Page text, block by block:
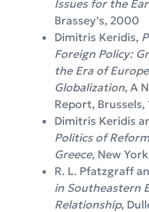
Issues for the
Brassey’s, 2000
Dimitris Keridis,
Foreign Policy:
the Era of
Globalization, A
Report, Brussels,
Dimitris Keridis
Politics of
Greece, New
R. L. Pfatzgraff
in Southeastern
Relationship,